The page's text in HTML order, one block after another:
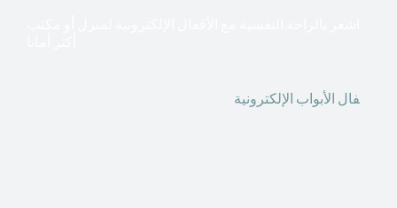
فال الأبواب الإلكترونية